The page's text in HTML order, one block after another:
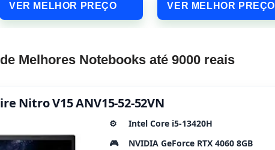
VER MELHOR PREÇO VER MELHOR PREÇO
Melhores Notebooks até 9000 reais
Nitro V15 ANV15-52-52VN
⚙️ Intel Core i5-13420H
🎮
NVIDIA GeForce RTX 4060 8GB